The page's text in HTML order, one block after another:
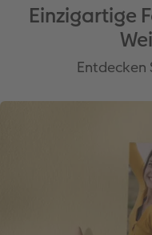
Einzigartige
Entdecken